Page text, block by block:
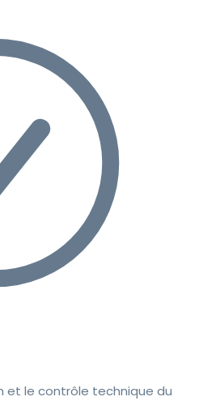
et le contrôle technique du